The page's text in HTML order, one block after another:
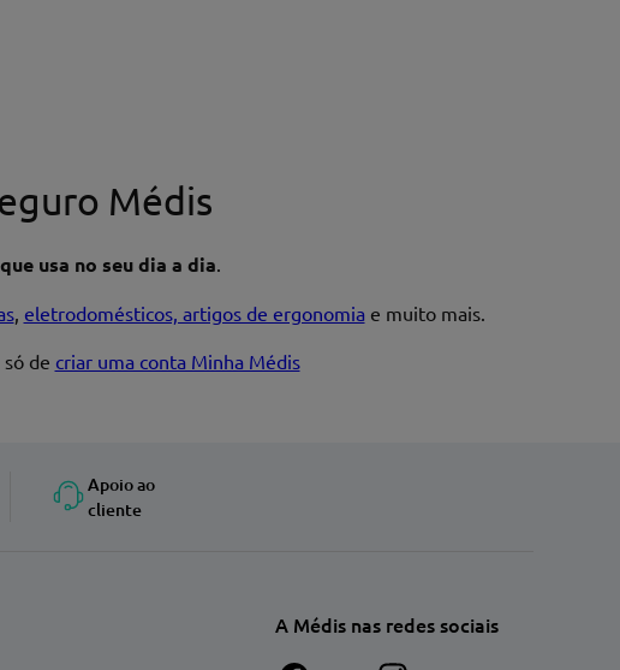
Médis
usa no seu dia a dia.
, eletrodomésticos, artigos de ergonomia e muito mais.
de criar uma conta Minha Médis
Apoio ao
cliente
A Médis nas redes sociais